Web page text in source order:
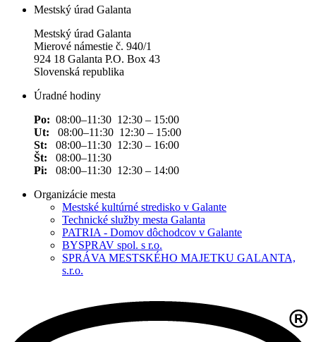
Mestský úrad Galanta
Mestský úrad Galanta
Mierové námestie č. 940/1
924 18 Galanta P.O. Box 43
Slovenská republika
Úradné hodiny
Po: 08:00–11:30 12:30 – 15:00
Ut: 08:00–11:30 12:30 – 15:00
St: 08:00–11:30 12:30 – 16:00
Št: 08:00–11:30
Pi: 08:00–11:30 12:30 – 14:00
Organizácie mesta
Mestské kultúrné stredisko v Galante
Technické služby mesta Galanta
PATRIA - Domov dôchodcov v Galante
BYSPRAV spol. s r.o.
SPRÁVA MESTSKÉHO MAJETKU GALANTA,
s.r.o.